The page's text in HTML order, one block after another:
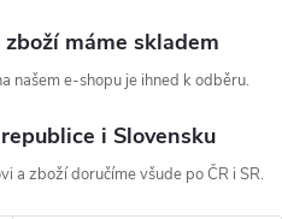
máme skladem
našem e-shopu je ihned k odběru.
i Slovensku
a zboží doručíme všude po ČR i SR.